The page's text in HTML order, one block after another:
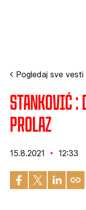
Pogledaj sve vesti
Stanković :
prolaz
15.8.2021 12:33